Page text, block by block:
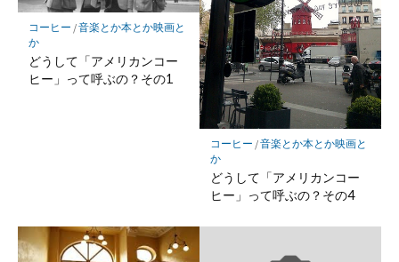
存
コーヒー /音楽とか本とか映画と
か
どうして「アメリカンコー
ヒー」って呼ぶの？その1
コーヒー /音楽とか本とか映画と
か
どうして「アメリカンコー
ヒー」って呼ぶの？その4